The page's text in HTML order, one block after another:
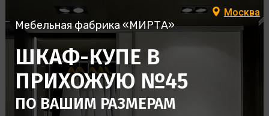
Москва
Мебельная фабрика «МИРТА»
ШКАФ-КУПЕ В
ПРИХОЖУЮ №45
ПО ВАШИМ РАЗМЕРАМ